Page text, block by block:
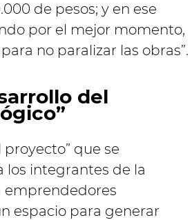
de pesos; y en ese
por el mejor momento,
no paralizar las obras”.
del
que se
los integrantes de la
emprendedores
espacio para generar